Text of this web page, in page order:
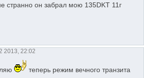
странно он забрал мою 135DKT 11г
2013, 22:02
теперь режим вечного транзита